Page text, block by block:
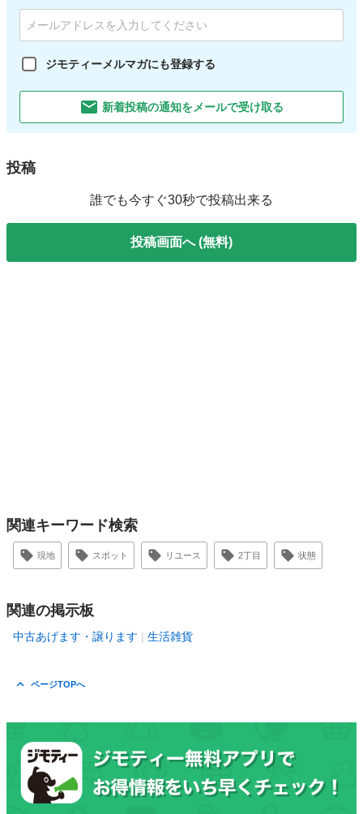
ジモティーメルマガにも登録する
新着投稿の通知をメールで受け取る
投稿
誰でも今すぐ30秒で投稿出来る
投稿画面へ (無料)
関連キーワード検索
現地 スポット リユース 2丁目 状態
関連の掲示板
中古あげます・譲ります 生活雑貨
ページTOPへ